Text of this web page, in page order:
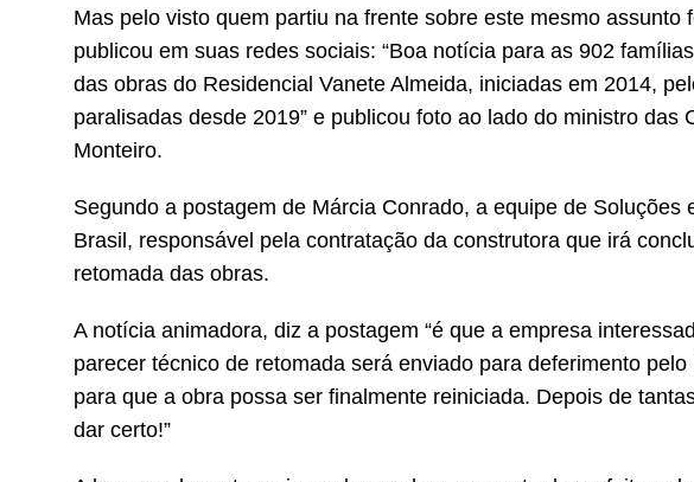
Mas pelo visto quem partiu na frente sobre este mesmo assunto
publicou em suas redes sociais: “Boa notícia para as 902
das obras do Residencial Vanete Almeida, iniciadas em 2014,
paralisadas desde 2019” e publicou foto ao lado do ministro
Monteiro.
Segundo a postagem de Márcia Conrado, a equipe de
Brasil, responsável pela contratação da construtora que irá
retomada das obras.
A notícia animadora, diz a postagem “é que a empresa
parecer técnico de retomada será enviado para deferimento
para que a obra possa ser finalmente reiniciada. Depois de
dar certo!”